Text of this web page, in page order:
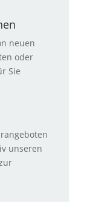
neuen
oder
Sie
unseren